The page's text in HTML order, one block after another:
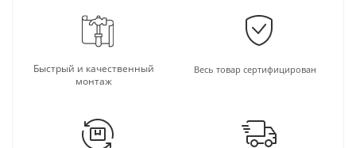
Быстрый и качественный
монтаж
Весь товар сертифицирован